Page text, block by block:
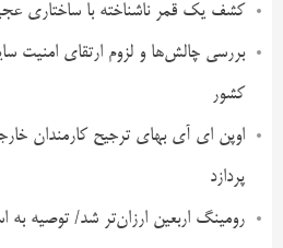
کشف یک قمر ناشناخته با ساختاری
بررسی چالش‌ها و لزوم ارتقای امنیت
کشور
اوپن ای آی بهای ترجیح کارمندان
پردازد
رومینگ اربعین ارزان‌تر شد/ توصیه به